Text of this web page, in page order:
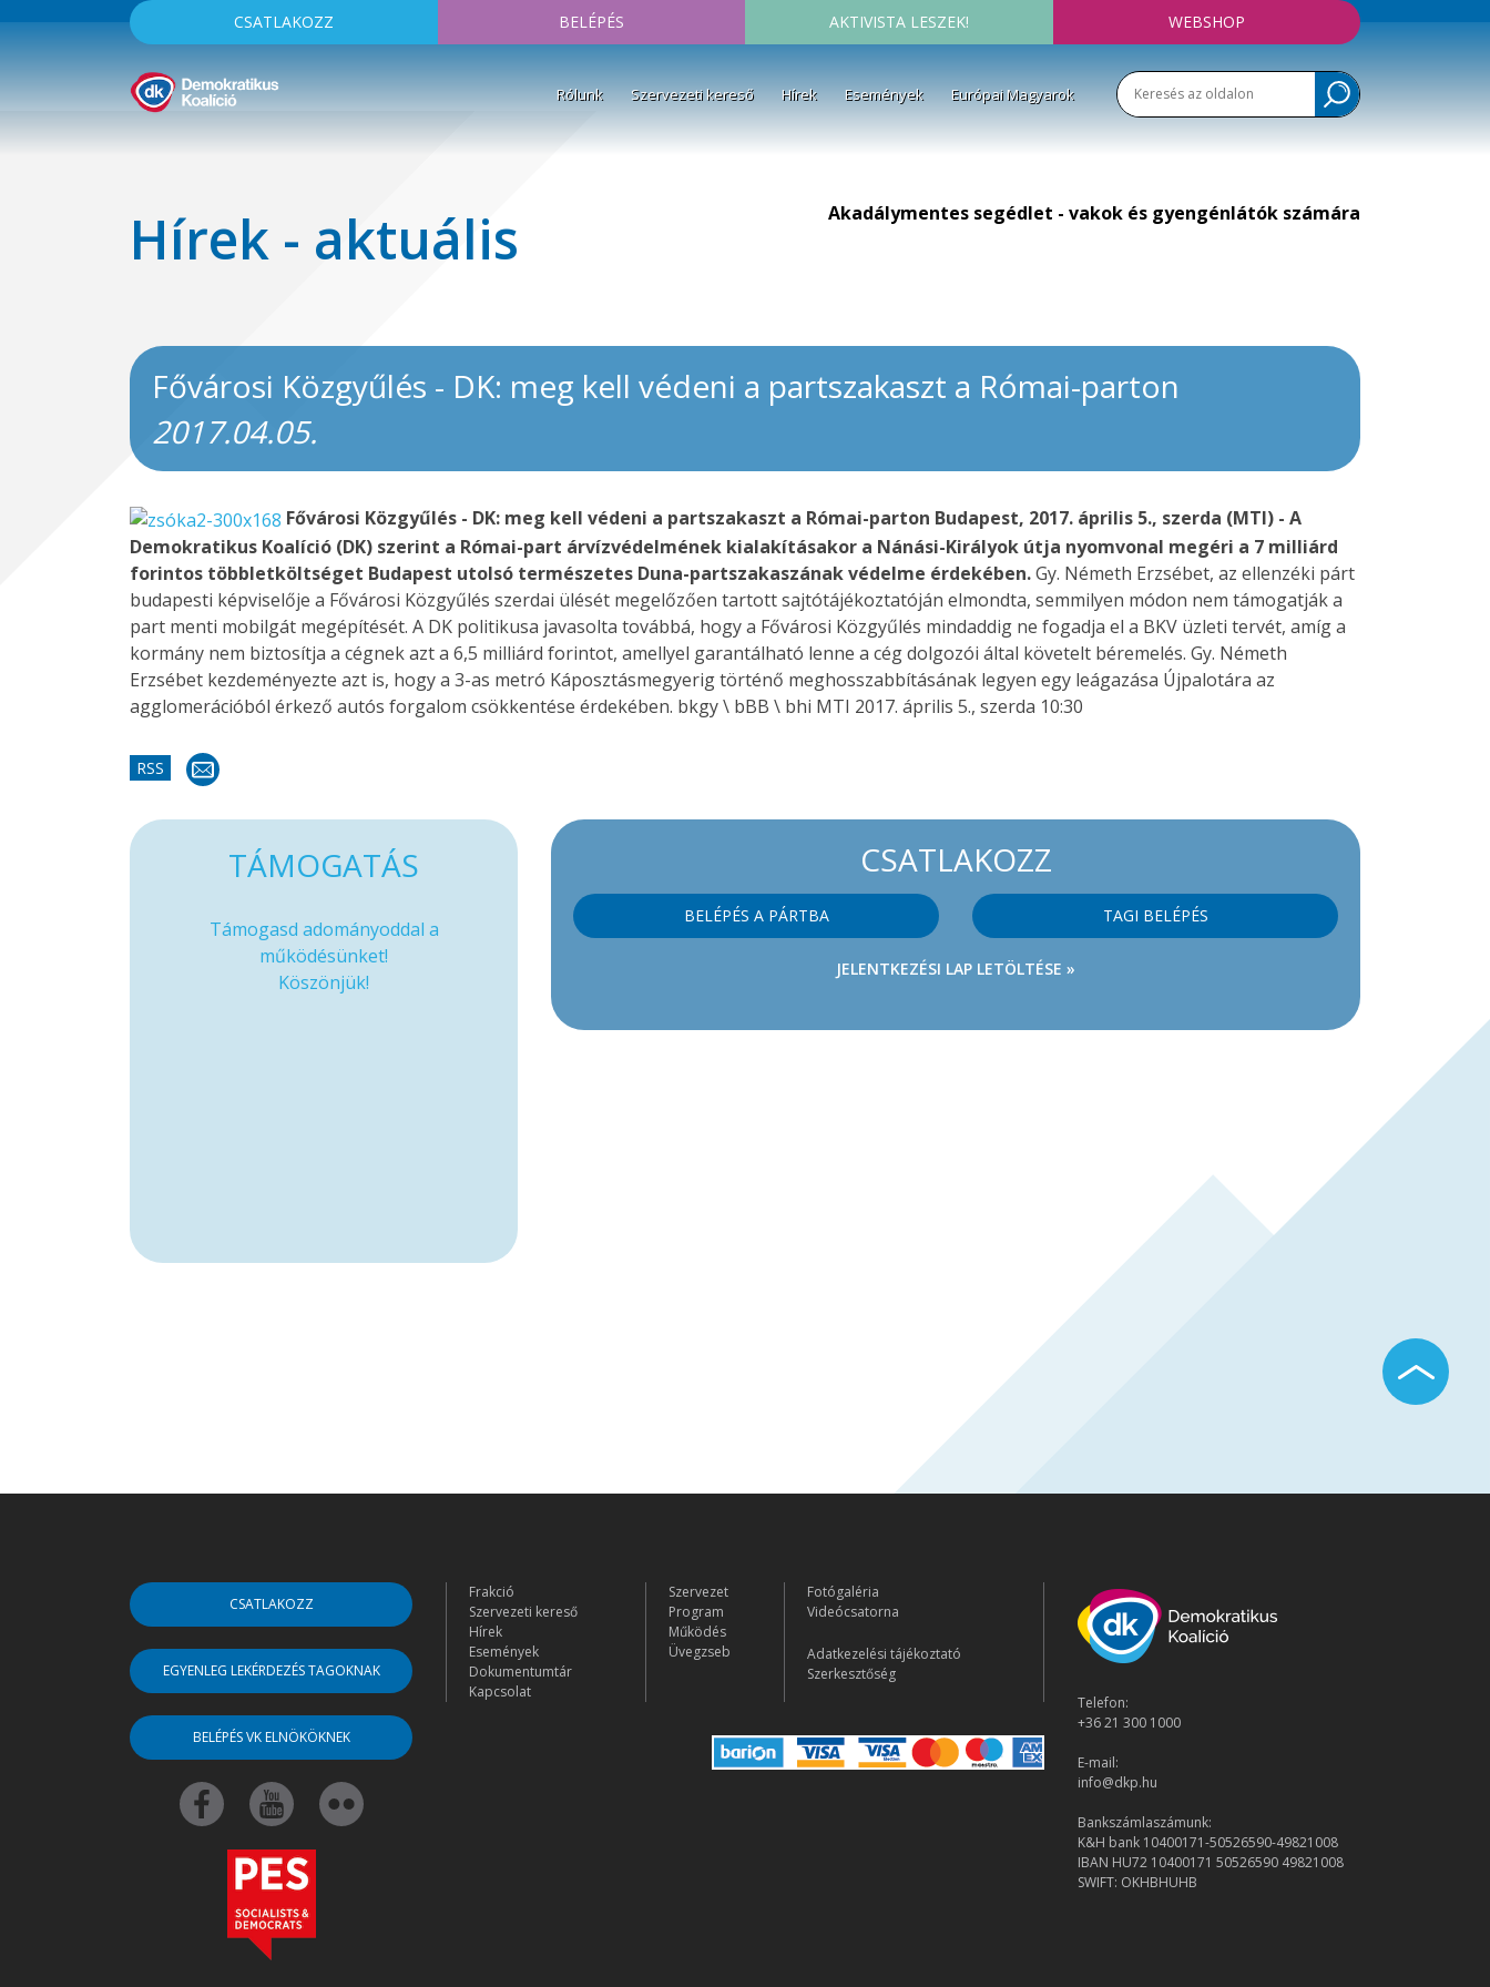
CSATLAKOZZ BELÉPÉS AKTIVISTA LESZEK! WEBSHOP
Rólunk Szervezeti kereső Hírek Események Európai Magyarok
Hírek - aktuális Akadálymentes segédlet - vakok és gyengénlátók számára
Fővárosi Közgyűlés - DK: meg kell védeni a partszakaszt a Római-parton
2017.04.05.
Fővárosi Közgyűlés - DK: meg kell védeni a partszakaszt a Római-parton Budapest, 2017. április 5., szerda (MTI) - A
Demokratikus Koalíció (DK) szerint a Római-part árvízvédelmének kialakításakor a Nánási-Királyok útja nyomvonal megéri a 7 milliárd
forintos többletköltséget Budapest utolsó természetes Duna-partszakaszának védelme érdekében.Gy. Németh Erzsébet, az ellenzéki párt
budapesti képviselője a Fővárosi Közgyűlés szerdai ülését megelőzően tartott sajtótájékoztatóján elmondta, semmilyen módon nem támogatják a
part menti mobilgát megépítését. A DK politikusa javasolta továbbá, hogy a Fővárosi Közgyűlés mindaddig ne fogadja el a BKV üzleti tervét, amíg a
kormány nem biztosítja a cégnek azt a 6,5 milliárd forintot, amellyel garantálható lenne a cég dolgozói által követelt béremelés. Gy. Németh
Erzsébet kezdeményezte azt is, hogy a 3-as metró Káposztásmegyerig történő meghosszabbításának legyen egy leágazása Újpalotára az
agglomerációból érkező autós forgalom csökkentése érdekében. bkgy \ bBB \ bhi MTI 2017. április 5., szerda 10:30
RSS
CSATLAKOZZ
BELÉPÉS A PÁRTBA TAGI BELÉPÉS
JELENTKEZÉSI LAP LETÖLTÉSE »
TÁMOGATÁS
Támogasd adományoddal a
működésünket!
Köszönjük!
CSATLAKOZZ
EGYENLEG LEKÉRDEZÉS TAGOKNAK
BELÉPÉS VK ELNÖKÖKNEK
Frakció
Szervezeti kereső
Hírek
Események
Dokumentumtár
Kapcsolat
Szervezet
Program
Működés
Üvegzseb
Fotógaléria
Videócsatorna
Adatkezelési tájékoztató
Szerkesztőség
Telefon:
+36 21 300 1000
E-mail:
info@dkp.hu
Bankszámlaszámunk:
K&H bank 10400171-50526590-49821008
IBAN HU72 10400171 50526590 49821008
SWIFT: OKHBHUHB